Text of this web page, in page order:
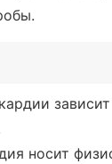
носит